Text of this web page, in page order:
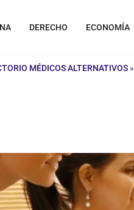
DERECHO ECONOMÍA
MÉDICOS ALTERNATIVOS »